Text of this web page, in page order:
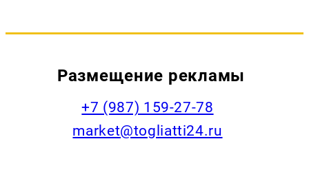
Размещение рекламы
+7 (987) 159-27-78
market@togliatti24.ru